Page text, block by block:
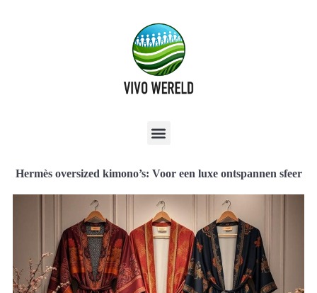
Hermès oversized kimono’s: Voor een luxe ontspannen sfeer